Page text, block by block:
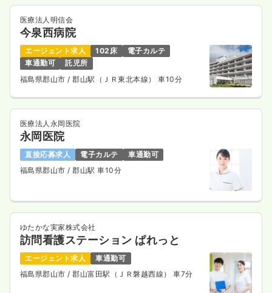
医療法人明信会
今泉西病院
エージェント求人 102床
電子カルテ
車通勤可
託児所
福島県郡山市 / 郡山駅（ＪＲ東北本線） 車10分
医療法人永岡医院
永岡医院
直接応募求人 電子カルテ
車通勤可
福島県郡山市/ 郡山駅 車10分
ゆたかな実家株式会社
訪問看護ステーション ぱれっと
エージェント求人
車通勤可
福島県郡山市/ 郡山富田駅（ＪＲ磐越西線） 車7分